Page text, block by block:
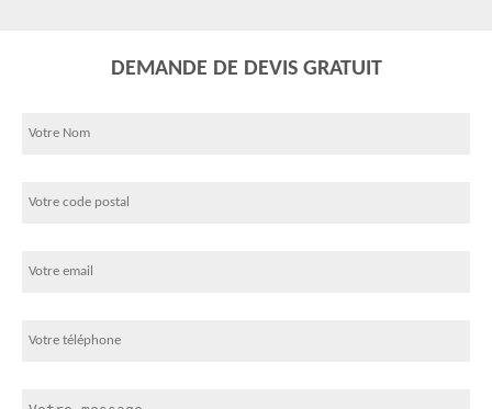
DEMANDE DE DEVIS GRATUIT